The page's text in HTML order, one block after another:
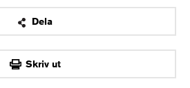
Dela
OK
Skriv ut